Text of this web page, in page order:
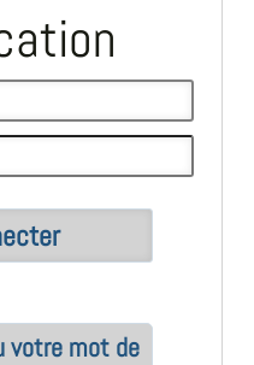
votre mot de